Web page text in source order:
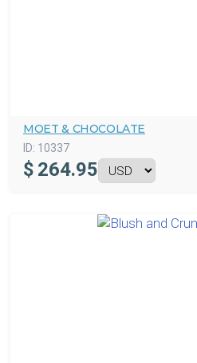
MOET & CHOCOLATE
ID: 10337
$ 264.95